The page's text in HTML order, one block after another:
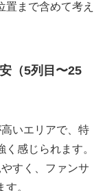
置まで含めて考え
（5列目〜25
いエリアで、特
感じられます。
すく、ファンサ
。